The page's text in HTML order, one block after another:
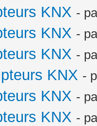
KNX -
KNX -
KNX -
KNX -
KNX -
KNX -